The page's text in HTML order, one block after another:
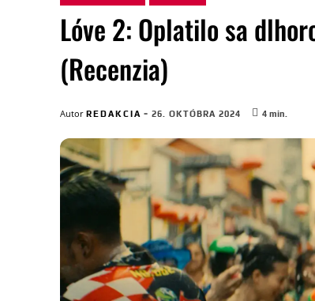
Lóve 2: Oplatilo sa
(Recenzia)
Autor REDAKCIA - 26. OKTÓBRA 2024 4 min.